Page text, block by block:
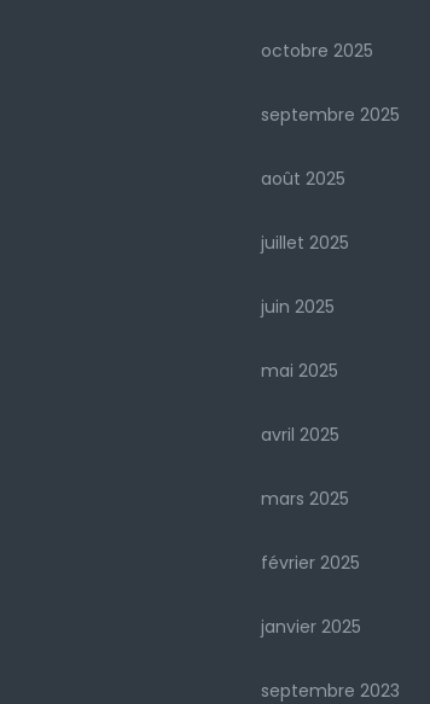
octobre 2025
septembre 2025
août 2025
juillet 2025
juin 2025
mai 2025
avril 2025
mars 2025
février 2025
janvier 2025
septembre 2023